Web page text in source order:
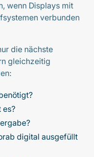
wenn Displays mit
verbunden
die nächste
gleichzeitig
es?
digital ausgefüllt